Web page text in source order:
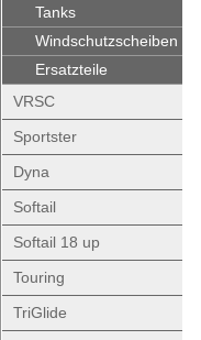
Tanks
Windschutzscheiben
Ersatzteile
VRSC
Sportster
Dyna
Softail
Softail 18 up
Touring
TriGlide